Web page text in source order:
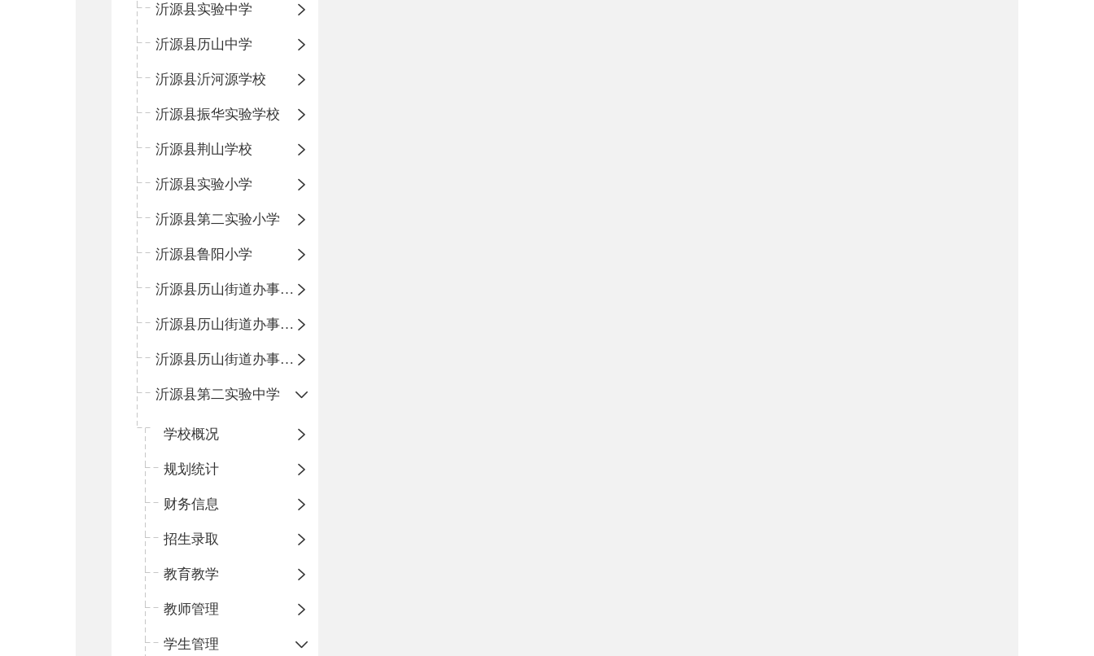
沂源县实验中学
沂源县历山中学
沂源县沂河源学校
沂源县振华实验学校
沂源县荆山学校
沂源县实验小学
沂源县第二实验小学
沂源县鲁阳小学
沂源县历山街道办事处振兴路小学
沂源县历山街道办事处荆山路小学
沂源县历山街道办事处鲁山路小学
沂源县第二实验中学
学校概况
规划统计
财务信息
招生录取
教育教学
教师管理
学生管理